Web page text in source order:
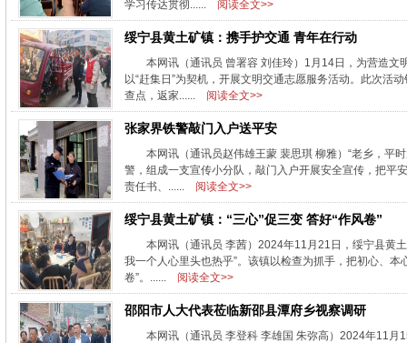
学习传达贯彻......
阅读全文>>
绥宁县黄土矿镇：携手护交通 青年在行动
本网讯（通讯员 曾署容 刘佳玲）1月14日，为营造
以“赶集日”为契机，开展文明交通志愿服务活动。此次活
查点，返家......
阅读全文>>
张家界铁警敲门入户送平安
本网讯（通讯员赵伟雄王蒙 裴思琪 柳雅）“老乡，平
警，组成一支宣传小分队，敲门入户开展安全宣传，把平
责任书、......
阅读全文>>
绥宁县黄土矿镇：“三心”促三变 答好“作风卷”
本网讯（通讯员 李茜）2024年11月21日，绥宁县黄
我一个人心里头也热乎”。该镇以检查为抓手，把初心、
卷”。......
阅读全文>>
邵阳市人大代表莅临新邵县潭府乡视察调研
本网讯（通讯员 李登科 李雄国 朱弥高）2024年11